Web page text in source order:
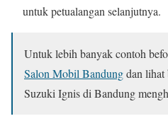
untuk petualangan selanjutnya.
Untuk lebih banyak contoh
Salon Mobil Bandungdan lihat
Suzuki Ignis di Bandung